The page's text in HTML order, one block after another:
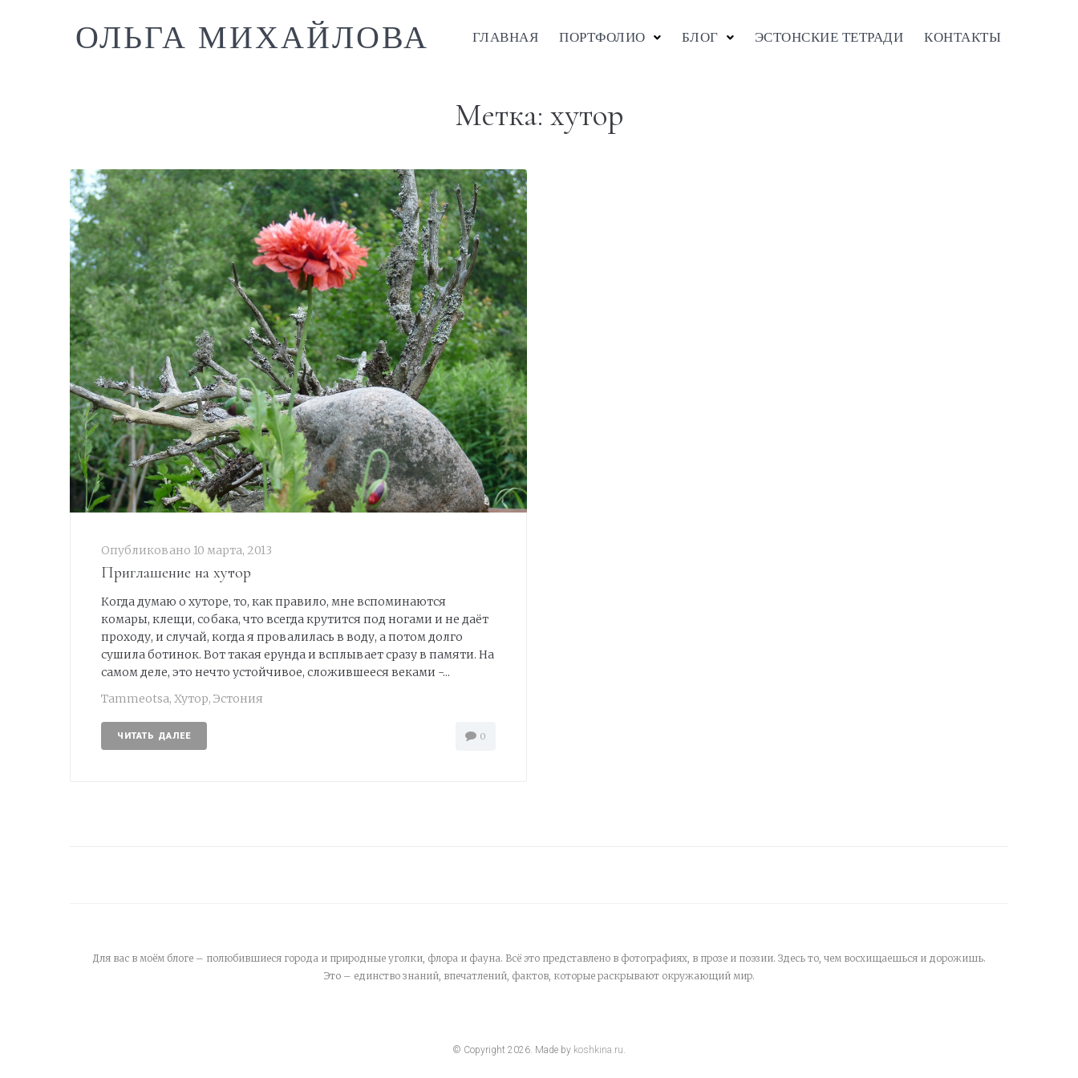
ОЛЬГА МИХАЙЛОВА ГЛАВНАЯ ПОРТФОЛИО БЛОГ ЭСТОНСКИЕ ТЕТРАДИ КОНТАКТЫ
Метка: хутор
Опубликовано 10 марта, 2013
Приглашение на хутор
Когда думаю о хуторе, то, как правило, мне вспоминаются
комары, клещи, собака, что всегда крутится под ногами и не даёт
проходу, и случай, когда я провалилась в воду, а потом долго
сушила ботинок. Вот такая ерунда и всплывает сразу в памяти. На
самом деле, это нечто устойчивое, сложившееся веками -...
Tammeotsa, Хутор, Эстония
ЧИТАТЬ ДАЛЕЕ 0
Для вас в моём блоге – полюбившиеся города и природные уголки, флора и фауна. Всё это представлено в фотографиях, в прозе и поэзии. Здесь то, чем восхищаешься и дорожишь.
Это – единство знаний, впечатлений, фактов, которые раскрывают окружающий мир.
© Copyright 2026 . Made by koshkina.ru